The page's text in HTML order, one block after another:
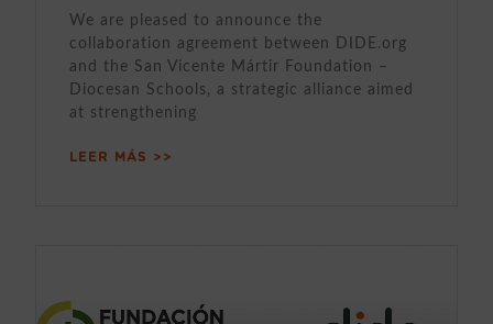
We are pleased to announce the
collaboration agreement between DIDE.org
and the San Vicente Mártir Foundation –
Diocesan Schools, a strategic alliance aimed
at strengthening
LEER MÁS >>